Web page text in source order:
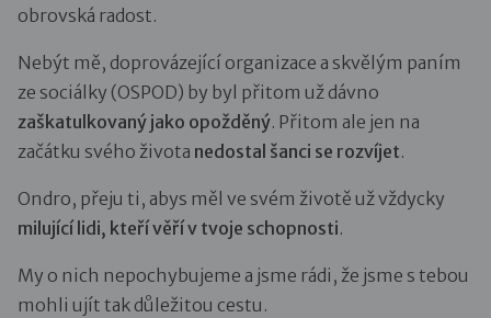
obrovská radost.
Nebýt mě, doprovázející organizace a skvělým paním
ze sociálky (OSPOD) by byl přitom už dávno
zaškatulkovaný jako opožděný. Přitom ale jen na
začátku svého života nedostal šanci se rozvíjet.
Ondro, přeju ti, abys měl ve svém životě už vždycky
milující lidi, kteří věří v tvoje schopnosti.
My o nich nepochybujeme a jsme rádi, že jsme s tebou
mohli ujít tak důležitou cestu.